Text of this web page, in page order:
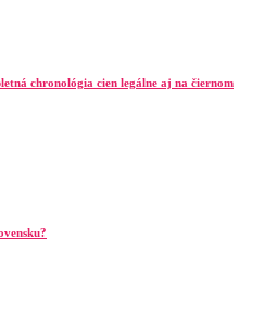
chronológia cien legálne aj na čiernom